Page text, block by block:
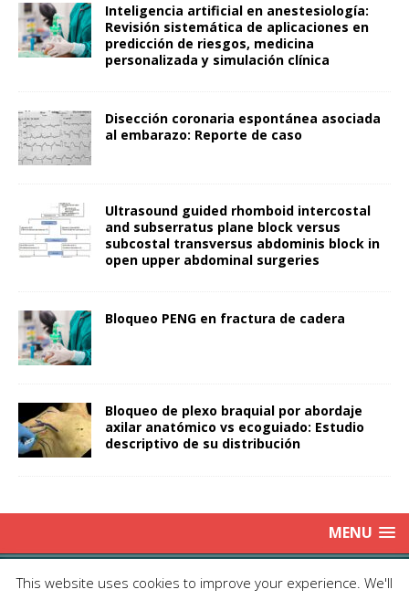
Inteligencia artificial en anestesiología:
Revisión sistemática de aplicaciones en
predicción de riesgos, medicina
personalizada y simulación clínica
Disección coronaria espontánea asociada
al embarazo: Reporte de caso
Ultrasound guided rhomboid intercostal
and subserratus plane block versus
subcostal transversus abdominis block in
open upper abdominal surgeries
Bloqueo PENG en fractura de cadera
Bloqueo de plexo braquial por abordaje
axilar anatómico vs ecoguiado: Estudio
descriptivo de su distribución
MENU
Copyright © 2025 | Publicación Oficial de la Sociedad de Médicos
This website uses cookies to improve your experience. We'll